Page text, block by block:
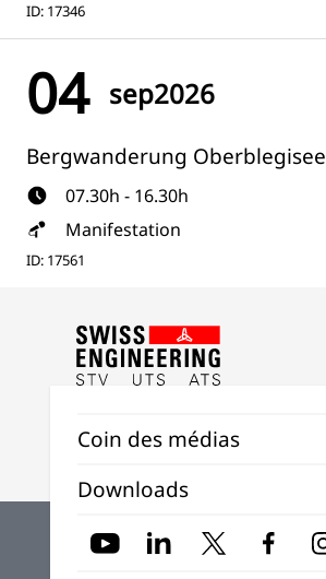
ID: 17346
04 sep2026
Bergwanderung Oberblegisee
07.30h - 16.30h
Manifestation
ID: 17561
Coin des médias
Downloads